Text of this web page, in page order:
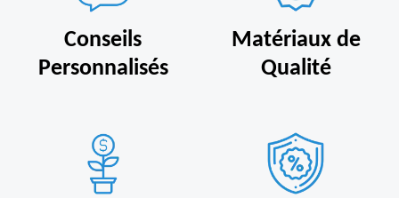
Conseils
Personnalisés
Matériaux de
Qualité